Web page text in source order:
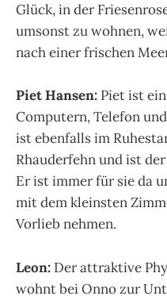
Glück, in der
umsonst zu wohnen,
nach einer frischen
Piet Hansen: Piet ist
Computern, Telefon
ist ebenfalls im
Rhauderfehn und ist
Er ist immer für sie da
mit dem kleinsten
Vorlieb nehmen.
Leon: Der attraktive
wohnt bei Onno zur